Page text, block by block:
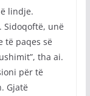
lindje.
Sidoqoftë, unë
të paqes së
tha ai.
për të
Gjatë